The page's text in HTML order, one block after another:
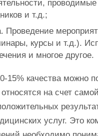
и т.д.;
Проведение
курсы и т.д.).
и многое другое.
15% качества можно
на счет
услуг. Это